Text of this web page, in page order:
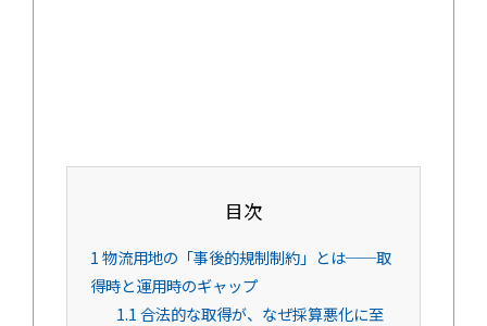
目次
1物流用地の「事後的規制制約」とは──取
得時と運用時のギャップ
1.1合法的な取得が、なぜ採算悪化に至